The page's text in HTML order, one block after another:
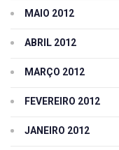
MAIO 2012
ABRIL 2012
MARÇO 2012
FEVEREIRO 2012
JANEIRO 2012